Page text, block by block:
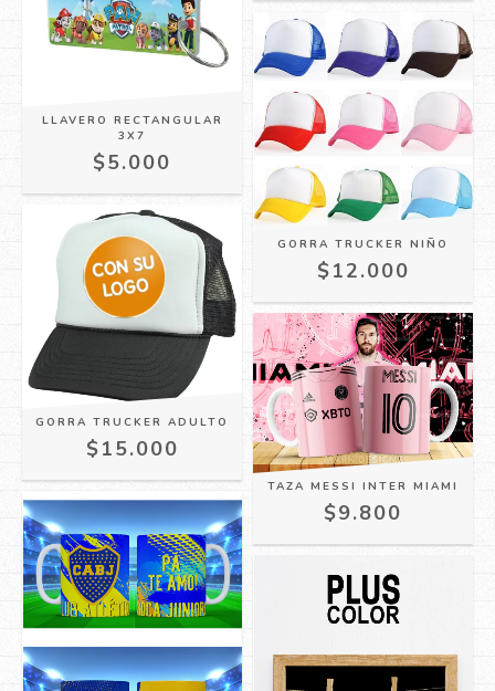
LLAVERO RECTANGULAR
3X7
$5.000
GORRA TRUCKER NIÑO
$12.000
GORRA TRUCKER ADULTO
$15.000
TAZA MESSI INTER MIAMI
$9.800